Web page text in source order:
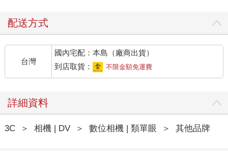
配送方式
台灣
國內宅配：本島（廠商出貨）
到店取貨：
不限金額免運費
詳細資料
3C ＞ 相機 | DV ＞ 數位相機 | 類單眼 ＞ 其他品牌